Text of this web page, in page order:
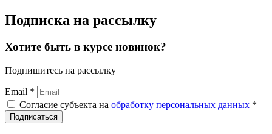
Подписка на рассылку
Хотите быть в курсе новинок?
Подпишитесь на рассылку
Email *
Согласие субъекта на обработку персональных данных *
Подписаться